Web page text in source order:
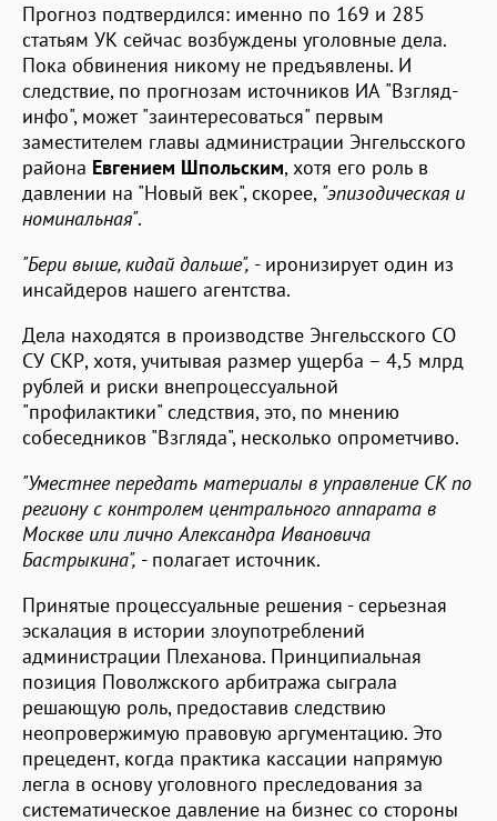
Прогноз подтвердился: именно по 169 и 285
статьям УК сейчас возбуждены уголовные дела.
Пока обвинения никому не предъявлены. И
следствие, по прогнозам источников ИА "Взгляд-
инфо", может "заинтересоваться" первым
заместителем главы администрации Энгельсского
района Евгением Шпольским, хотя его роль в
давлении на "Новый век", скорее, "эпизодическая и
номинальная".
"Бери выше, кидай дальше", - иронизирует один из
инсайдеров нашего агентства.
Дела находятся в производстве Энгельсского СО
СУ СКР, хотя, учитывая размер ущерба – 4,5 млрд
рублей и риски внепроцессуальной
"профилактики" следствия, это, по мнению
собеседников "Взгляда", несколько опрометчиво.
"Уместнее передать материалы в управление СК по
региону с контролем центрального аппарата в
Москве или лично Александра Ивановича
Бастрыкина", - полагает источник.
Принятые процессуальные решения - серьезная
эскалация в истории злоупотреблений
администрации Плеханова. Принципиальная
позиция Поволжского арбитража сыграла
решающую роль, предоставив следствию
неопровержимую правовую аргументацию. Это
прецедент, когда практика кассации напрямую
легла в основу уголовного преследования за
систематическое давление на бизнес со стороны